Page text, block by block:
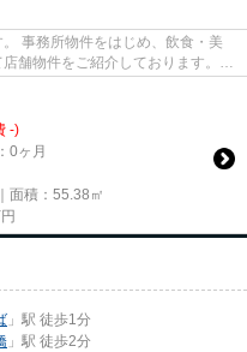
事務所物件をはじめ、飲食・美
舗物件をご紹介しております。
-)
0ヶ月
面積：55.38㎡
」駅 徒歩1分
」駅 徒歩2分